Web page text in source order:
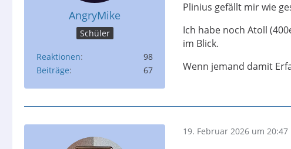
AngryMike
Schüler
Reaktionen
98
Beiträge
67
Plinius gefällt mir wie
Ich habe noch Atoll
im Blick.
Wenn jemand damit
19. Februar 2026 um 20:47